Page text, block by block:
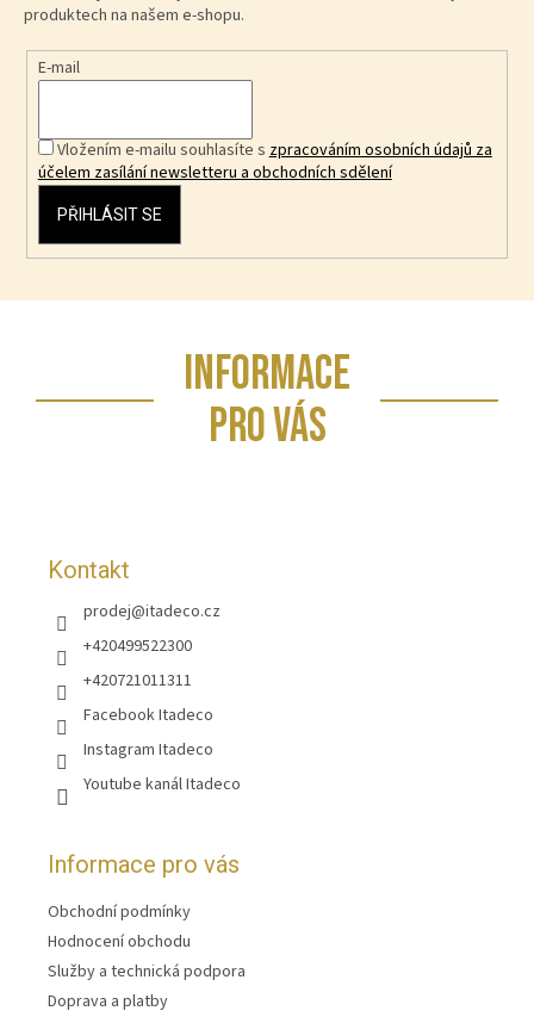
produktech na našem e-shopu.
E-mail
Vložením e-mailu souhlasíte szpracováním osobních údajů za
účelem zasílání newsletteru a obchodních sdělení
PŘIHLÁSIT SE
INFORMACE
PRO VÁS
Kontakt
prodej@itadeco.cz
+420499522300
+420721011311
Facebook Itadeco
Instagram Itadeco
Youtube kanál Itadeco
Informace pro vás
Obchodní podmínky
Hodnocení obchodu
Služby a technická podpora
Doprava a platby